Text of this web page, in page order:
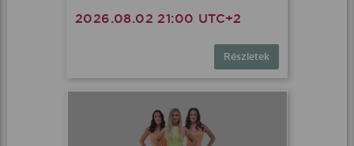
2026.08.02 21:00 UTC+2
Részletek